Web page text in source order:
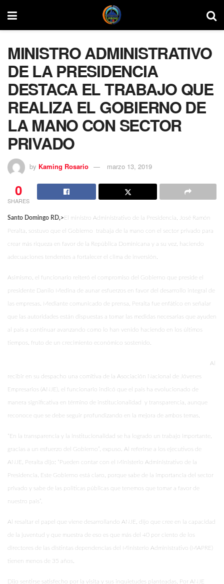
MINISTRO ADMINISTRATIVO
DE LA PRESIDENCIA
DESTACA EL TRABAJO QUE
REALIZA EL GOBIERNO DE
LA MANO CON SECTOR
PRIVADO
by Kaming Rosario marzo 13, 2019
0
SHARES
Santo Domingo RD,>El ministro Administrativo de la Presidencia, José Ramón
Peralta, sostuvo que el Gobierno trabaja de la mano con el sector privado para
crear más riqueza en favor de la República Dominicana y a su vez, haciendo
adecuaciones tendentes a fortalecer el clima de inversión.
Asimismo, el funcionario reiteró el compromiso del Gobierno que preside el
presidente Danilo Medina de aunar esfuerzos en favor del desarrollo integral de
las empresas. Mediante comunicado de prensa, Peralta fue enfático en señalar
que las autoridades están dispuestas a tomar las medidas necesarias que ayuden
al país a continuar avanzando como lo han venido haciendo en los últimos
tiempos, fruto de un crecimiento económico sostenido.
Al
recibir en su despacho una comitiva de la Asociación Nacional de Jóvenes
Empresarios (ANJE), el funcionario indicó que el país ha evolucionado de
manera significativa en término de institucionalidad y transparencia, aunque
reconoce que se debe seguir profundizando en la mejora de ambos temas.
“En la transparencia y la institucionalidad se ha logrado un trabajo importante,
gracias a un esfuerzo del Gobierno”, expuso. Al referirse a los ejecutivos de
ANJE, Peralta dijo: “Pueden contar con el Ministerio Administrativo de la
Presidencia. Este Gobierno está claro, porque sabe de la importancia del sector
privado y sabe de las políticas públicas que tenemos que tomar a favor de
nuestro país”.
Al resaltar el papel que viene desarrollando ANJE, dijo que cree en la capacidad
de la juventud y que muestra de eso es que más del 40 por ciento de los
directores de las distintas dependencias del Ministerio Administrativo (MAPRE)
tienen menos de 35 años.
Dijo sentirse satisfecho por la visita y sus inquietudes planteadas. Por ANJE